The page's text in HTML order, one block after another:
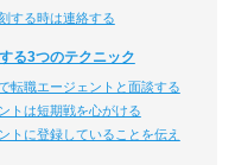
する時は連絡する
る3つのテクニック
転職エージェントと面談する
トは短期戦を心がける
トに登録していることを伝え